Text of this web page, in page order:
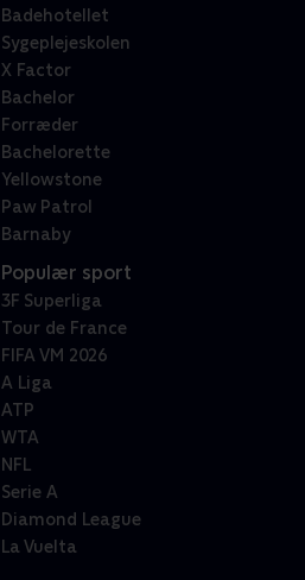
Badehotellet
Sygeplejeskolen
X Factor
Bachelor
Forræder
Bachelorette
Yellowstone
Paw Patrol
Barnaby
Populær sport
3F Superliga
Tour de France
FIFA VM 2026
A Liga
ATP
WTA
NFL
Serie A
Diamond League
La Vuelta